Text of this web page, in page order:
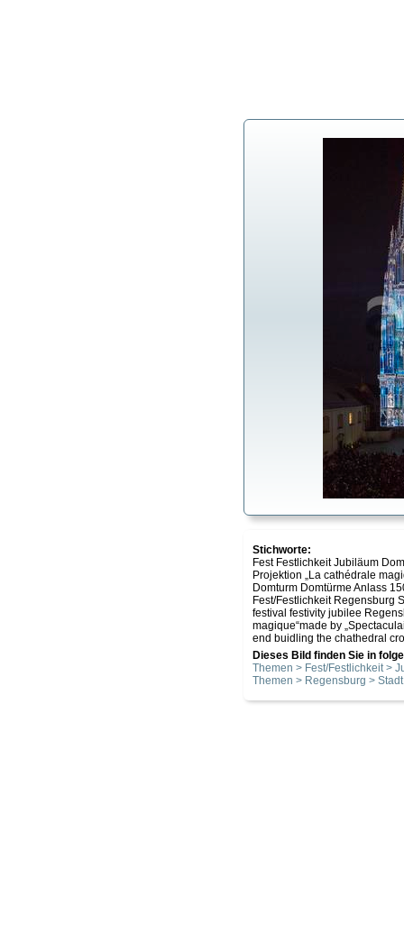
Stichworte:
Fest Festlichkeit Jubiläum
Projektion „La cathédrale
Domturm Domtürme Anlass
Fest/Festlichkeit Regensburg
festival festivity jubilee
magique“made by
end buidling the chathedral
Dieses Bild finden Sie in
Themen > Fest/Festlichkeit >
Themen > Regensburg > Stadt